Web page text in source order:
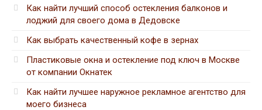
Как найти лучший способ остекления балконов и
лоджий для своего дома в Дедовске
Как выбрать качественный кофе в зернах
Пластиковые окна и остекление под ключ в Москве
от компании Окнатек
Как найти лучшее наружное рекламное агентство для
моего бизнеса